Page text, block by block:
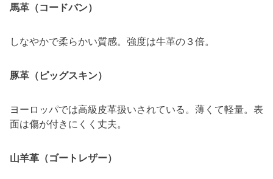
馬革（コードバン）
しなやかで柔らかい質感。強度は牛革の３倍。
豚革（ピッグスキン）
ヨーロッパでは高級皮革扱いされている。薄くて軽量。表
面は傷が付きにくく丈夫。
山羊革（ゴートレザー）